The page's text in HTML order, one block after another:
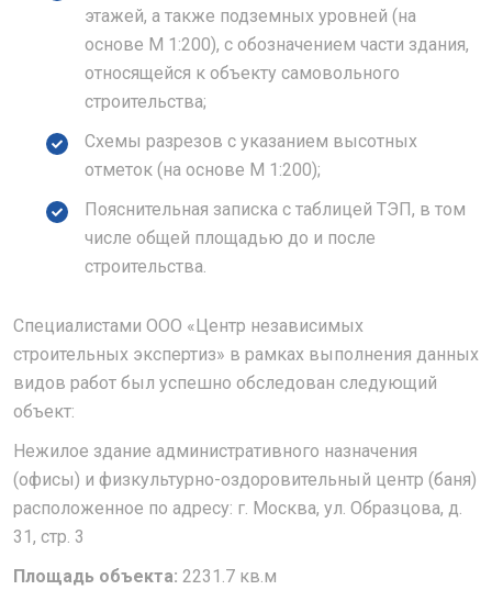
этажей, а также подземных уровней (на
основе М 1:200), с обозначением части здания,
относящейся к объекту самовольного
строительства;
Схемы разрезов с указанием высотных
отметок (на основе М 1:200);
Пояснительная записка с таблицей ТЭП, в том
числе общей площадью до и после
строительства.
Специалистами ООО «Центр независимых
строительных экспертиз» в рамках выполнения данных
видов работ был успешно обследован следующий
объект:
Нежилое здание административного назначения
(офисы) и физкультурно-оздоровительный центр (баня)
расположенное по адресу: г. Москва, ул. Образцова, д.
31, стр. 3
Площадь объекта: 2231.7 кв.м